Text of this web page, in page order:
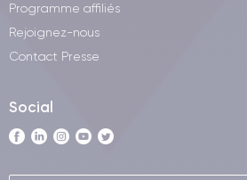
Programme affiliés
Rejoignez-nous
Contact Presse
Social